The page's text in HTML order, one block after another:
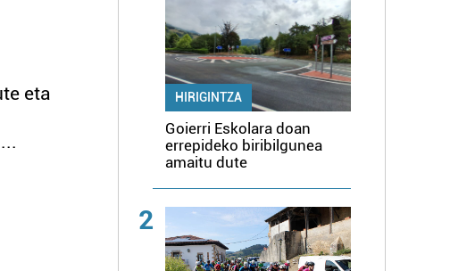
eta
HIRIGINTZA
Goierri Eskolara doan
errepideko biribilgunea
amaitu dute
2